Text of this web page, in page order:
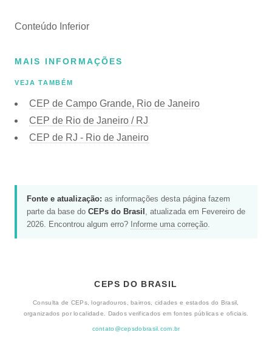
Conteúdo Inferior
MAIS INFORMAÇÕES
VEJA TAMBÉM
CEP de Campo Grande, Rio de Janeiro
CEP de Rio de Janeiro / RJ
CEP de RJ - Rio de Janeiro
Fonte e atualização: as informações desta página fazem
parte da base do CEPs do Brasil , atualizada em Fevereiro de
2026. Encontrou algum erro? Informe uma correção.
CEPS DO BRASIL
Consulta de CEPs, logradouros, bairros, cidades e estados do Brasil,
organizados por localidade. Dados verificados em fontes públicas e oficiais.
contato@cepsdobrasil.com.br